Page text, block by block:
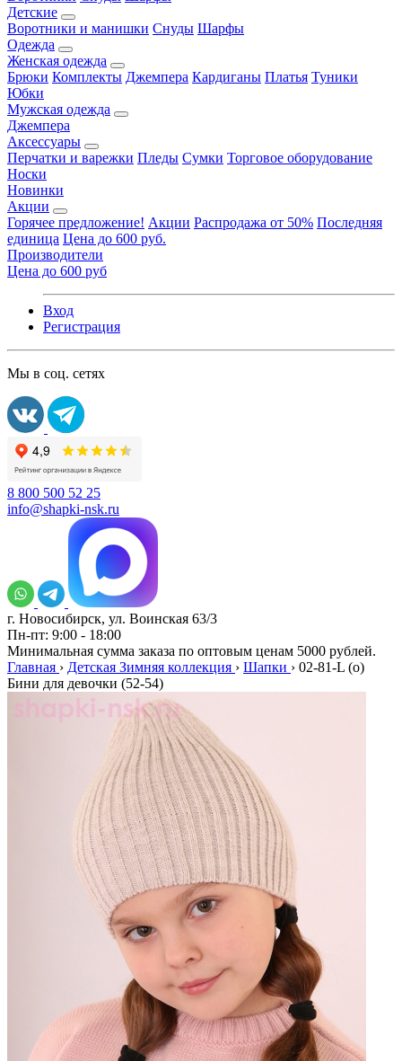
Детские
Воротники и манишки Снуды Шарфы
Одежда
Женская одежда
Брюки Комплекты Джемпера Кардиганы Платья Туники
Юбки
Мужская одежда
Джемпера
Аксессуары
Перчатки и варежки Пледы Сумки Торговое оборудование
Носки
Новинки
Акции
Горячее предложение! Акции Распродажа от 50% Последняя
единица Цена до 600 руб.
Производители
Цена до 600 руб
Вход
Регистрация
Мы в соц. сетях
8 800 500 52 25
info@shapki-nsk.ru
г. Новосибирск, ул. Воинская 63/3
Пн-пт: 9:00 - 18:00
Минимальная сумма заказа по оптовым ценам 5000 рублей.
Главная › Детская Зимняя коллекция › Шапки › 02-81-L (о)
Бини для девочки (52-54)